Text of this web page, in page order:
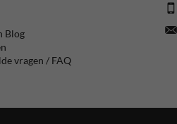
Blog
vragen / FAQ